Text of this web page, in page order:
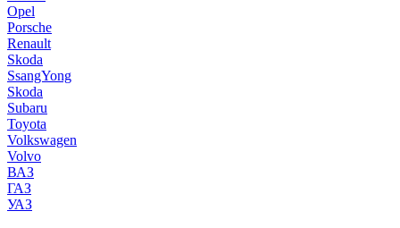
Opel
Porsche
Renault
Skoda
SsangYong
Skoda
Subaru
Toyota
Volkswagen
Volvo
ВАЗ
ГАЗ
УАЗ